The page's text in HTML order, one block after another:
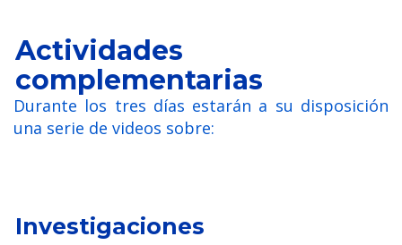
Actividades
complementarias
Durante los tres días estarán a su disposición
una serie de videos sobre:
Investigaciones